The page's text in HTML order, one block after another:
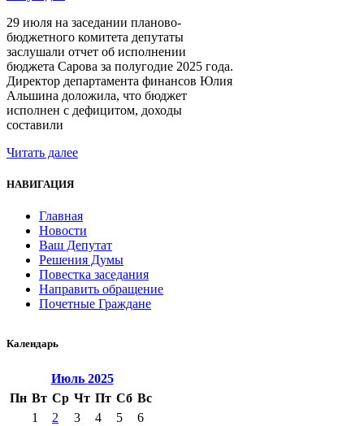
29 июля на заседании планово-
бюджетного комитета депутаты
заслушали отчет об исполнении
бюджета Сарова за полугодие 2025 года.
Директор департамента финансов Юлия
Альшина доложила, что бюджет
исполнен с дефицитом, доходы
составили
Читать далее
НАВИГАЦИЯ
Главная
Новости
Ваш Депутат
Решения Думы
Повестка заседания
Направить обращение
Почетные Граждане
Календарь
Июль 2025
Пн Вт Ср Чт Пт Сб Вс
1
2 3 4 5
6